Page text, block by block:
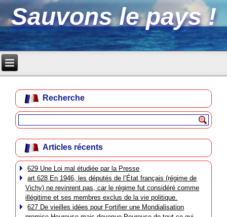
Sauvons le pays !
Recherche
Articles récents
629 Une Loi mal étudiée par la Presse
art 628 En 1946, les députés de l’État français (régime de
Vichy) ne revinrent pas, car le régime fut considéré comme
illégitime et ses membres exclus de la vie politique.
627 De vieilles idées pour Fortifier une Mondialisation